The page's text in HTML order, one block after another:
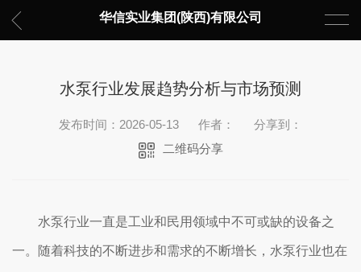
华信实业集团(陕西)有限公司
水泵行业发展趋势分析与市场预测
发布时间：2026-05-13 作者：
分享到：
二维码分享
水泵行业一直是工业和民用领域中不可或缺的设备之
一。随着科技的不断进步和需求的不断增长，水泵行业也在